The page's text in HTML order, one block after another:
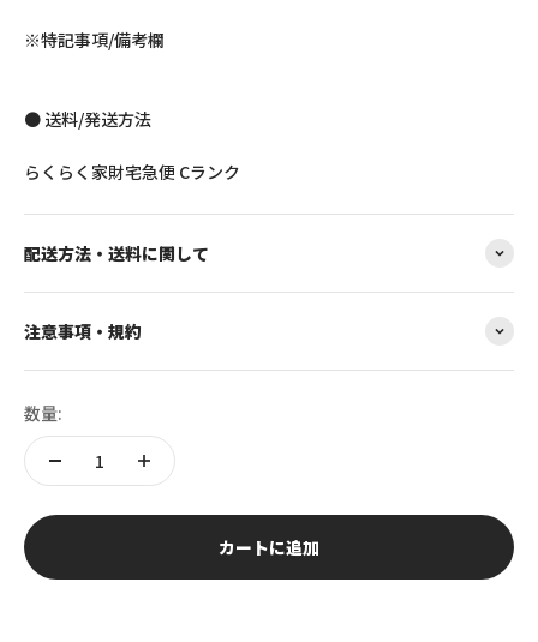
※特記事項/備考欄
● 送料/発送方法
らくらく家財宅急便 Cランク
配送方法・送料に関して
注意事項・規約
数量:
カートに追加